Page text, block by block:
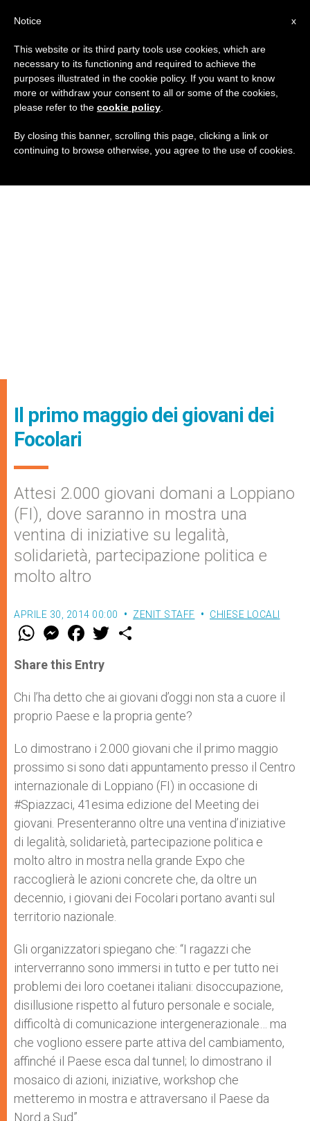
Il primo maggio dei giovani dei
Focolari
Attesi 2.000 giovani domani a Loppiano
(FI), dove saranno in mostra una
ventina di iniziative su legalità,
solidarietà, partecipazione politica e
molto altro
APRILE 30, 2014 00:00 ZENIT STAFF CHIESE LOCALI
W
t
s
p
p
M
e
s
e
g
e
r
F
a
e
b
o
k
w
r
Share this Entry
Chi l’ha detto che ai giovani d’oggi non sta a cuore il
proprio Paese e la propria gente?
Lo dimostrano i 2.000 giovani che il primo maggio
prossimo si sono dati appuntamento presso il Centro
internazionale di Loppiano (FI) in occasione di
#Spiazzaci, 41esima edizione del Meeting dei
giovani. Presenteranno oltre una ventina d’iniziative
di legalità, solidarietà, partecipazione politica e
molto altro in mostra nella grande Expo che
raccoglierà le azioni concrete che, da oltre un
decennio, i giovani dei Focolari portano avanti sul
territorio nazionale.
Gli organizzatori spiegano che: “I ragazzi che
interverranno sono immersi in tutto e per tutto nei
problemi dei loro coetanei italiani: disoccupazione,
disillusione rispetto al futuro personale e sociale,
difficoltà di comunicazione intergenerazionale… ma
che vogliono essere parte attiva del cambiamento,
affinché il Paese esca dal tunnel; lo dimostrano il
mosaico di azioni, iniziative, workshop che
metteremo in mostra e attraversano il Paese da
Nord a Sud”.
x
Notice
This website or its third party tools use cookies, which are
necessary to its functioning and required to achieve the
purposes illustrated in the cookie policy. If you want to know
more or withdraw your consent to all or some of the cookies,
please refer to the cookie policy
By closing this banner, scrolling this page, clicking a link or
continuing to browse otherwise, you agree to the use of cookies.